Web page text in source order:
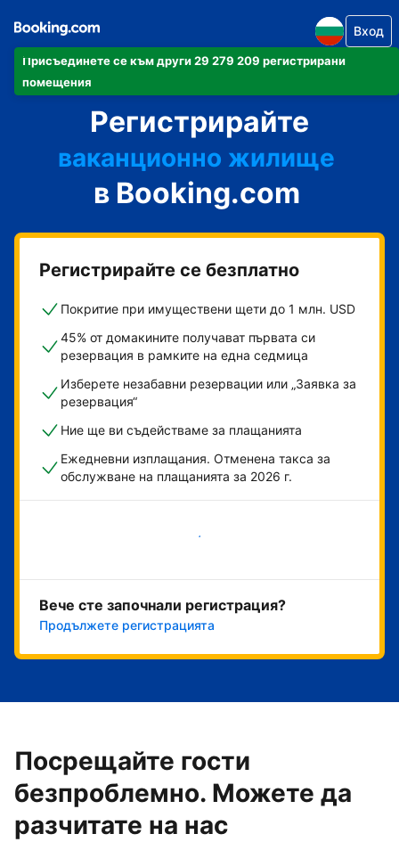
Присъединете се към други 29 279 209 регистрирани
помещения
Вход
Регистрирайте
своя апартамент
своя хотел
ваканционно жилище
своята къща за гости
своя пансион със закуска
в Booking.com
Регистрирайте се безплатно
Покритие при имуществени щети до 1 млн. USD
45% от домакините получават първата си
резервация в рамките на една седмица
Изберете незабавни резервации или „Заявка за
резервация“
Ние ще ви съдействаме за плащанията
Ежедневни изплащания. Отменена такса за
обслужване на плащанията за 2026 г.
Начало
Вече сте започнали регистрация?
Продължете регистрацията
Посрещайте гости
безпроблемно. Можете да
разчитате на нас